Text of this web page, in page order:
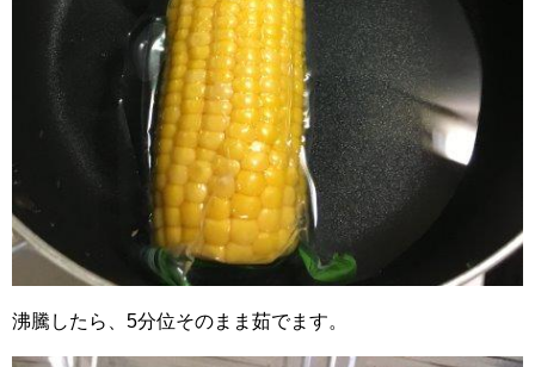
沸騰したら、5分位そのまま茹でます。